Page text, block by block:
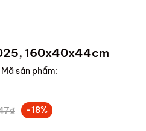
160x40x44cm
Mã sản phẩm:
-18%